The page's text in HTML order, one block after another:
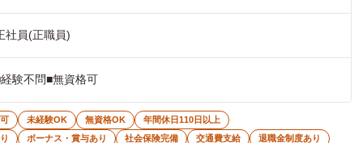
社員(正職員)
験不問■無資格可
未経験OK 無資格OK
年間休日110日以上
ボーナス・賞与あり 社会保険完備 交通費支給 退職金制度あり